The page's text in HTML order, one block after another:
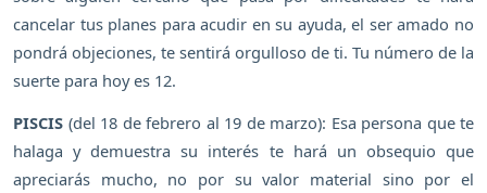
cancelar tus planes para acudir en su ayuda, el ser amado no
pondrá objeciones, te sentirá orgulloso de ti. Tu número de la
suerte para hoy es 12.
PISCIS (del 18 de febrero al 19 de marzo): Esa persona que te
halaga y demuestra su interés te hará un obsequio que
apreciarás mucho, no por su valor material sino por el